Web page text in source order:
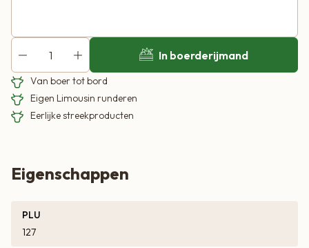
In boerderijmand
Van boer tot bord
Eigen Limousin runderen
Eerlijke streekproducten
Eigenschappen
PLU
127